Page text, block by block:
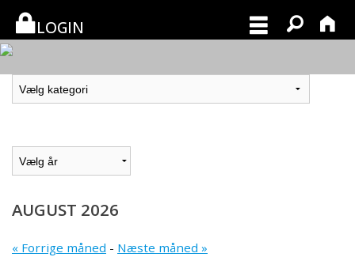
LOGIN
AUGUST 2026
« Forrige måned - Næste måned »